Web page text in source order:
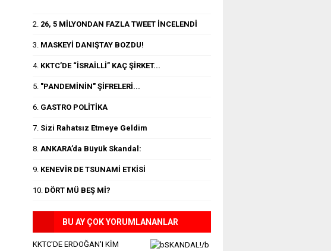
2. 26, 5 MİLYONDAN FAZLA TWEET İNCELENDİ
3. MASKEYİ DANIŞTAY BOZDU!
4. KKTC’DE “İSRAİLLİ” KAÇ ŞİRKET...
5. "PANDEMİNİN" ŞİFRELERİ...
6. GASTRO POLİTİKA
7. Sizi Rahatsız Etmeye Geldim
8. ANKARA’da Büyük Skandal:
9. KENEVİR DE TSUNAMİ ETKİSİ
10. DÖRT MÜ BEŞ Mİ?
BU AY ÇOK YORUMLANANLAR
KKTC'DE ERDOĞAN'I KİM